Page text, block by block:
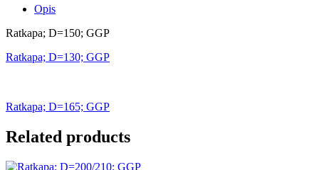
Opis
Ratkapa; D=150; GGP
Ratkapa; D=130; GGP
Ratkapa; D=165; GGP
Related products